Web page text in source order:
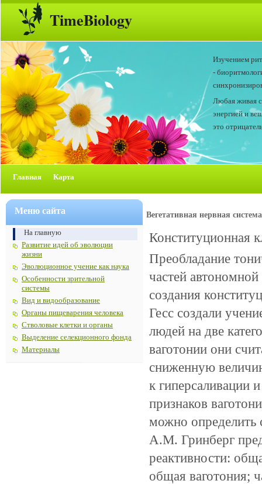
TimeBiology
Изучением
-
Любая живая
энергией и
это
Главная Карта
Меню сайта
На главную
Развитие идей об эволюции
жизни
Эволюционное учение как наука
Особенности зрительной
системы
Вид и видообразование
Органы пищеварения человека
Стволовые клетки и органы
Выделение селекционного фонда
Материалы
Вегетативная нервная система
Конституционная
Преобладание
частей
создания
Гесс создали
людей на две
ваготонии они
сниженную
к гиперсаливации
признаков
можно определить
A.M. Гринберг
реактивности:
общая ваготония;